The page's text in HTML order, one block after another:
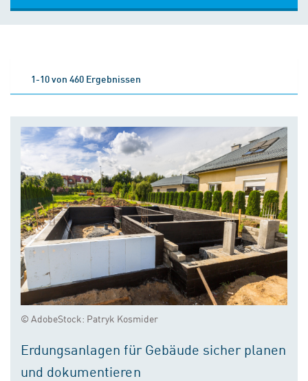
1-10 von 460 Ergebnissen
© AdobeStock: Patryk Kosmider
Erdungsanlagen für Gebäude sicher planen
und dokumentieren